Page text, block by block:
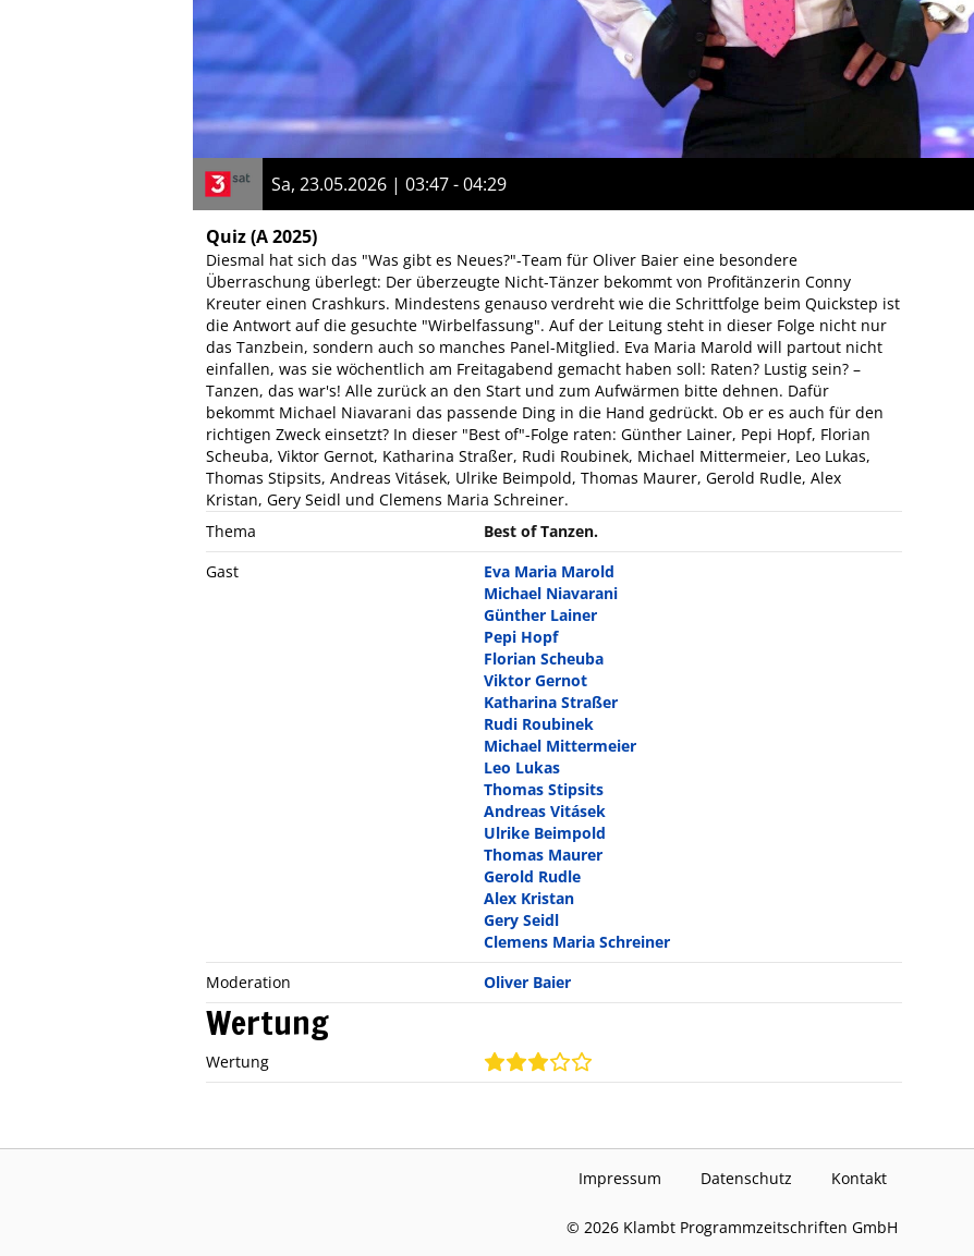
Sa, 23.05.2026 | 03:47 - 04:29
Quiz(A 2025)
Diesmal hat sich das "Was gibt es Neues?"-Team für Oliver Baier eine besondere
Überraschung überlegt: Der überzeugte Nicht-Tänzer bekommt von Profitänzerin Conny
Kreuter einen Crashkurs. Mindestens genauso verdreht wie die Schrittfolge beim Quickstep ist
die Antwort auf die gesuchte "Wirbelfassung". Auf der Leitung steht in dieser Folge nicht nur
das Tanzbein, sondern auch so manches Panel-Mitglied. Eva Maria Marold will partout nicht
einfallen, was sie wöchentlich am Freitagabend gemacht haben soll: Raten? Lustig sein? –
Tanzen, das war's! Alle zurück an den Start und zum Aufwärmen bitte dehnen. Dafür
bekommt Michael Niavarani das passende Ding in die Hand gedrückt. Ob er es auch für den
richtigen Zweck einsetzt? In dieser "Best of"-Folge raten: Günther Lainer, Pepi Hopf, Florian
Scheuba, Viktor Gernot, Katharina Straßer, Rudi Roubinek, Michael Mittermeier, Leo Lukas,
Thomas Stipsits, Andreas Vitásek, Ulrike Beimpold, Thomas Maurer, Gerold Rudle, Alex
Kristan, Gery Seidl und Clemens Maria Schreiner.
Thema
Best of Tanzen.
Gast
Eva Maria Marold
Michael Niavarani
Günther Lainer
Pepi Hopf
Florian Scheuba
Viktor Gernot
Katharina Straßer
Rudi Roubinek
Michael Mittermeier
Leo Lukas
Thomas Stipsits
Andreas Vitásek
Ulrike Beimpold
Thomas Maurer
Gerold Rudle
Alex Kristan
Gery Seidl
Clemens Maria Schreiner
Moderation
Oliver Baier
Wertung
Wertung
Impressum Datenschutz Kontakt
© 2026 Klambt Programmzeitschriften GmbH